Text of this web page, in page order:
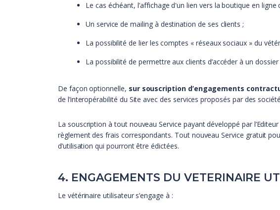
Le cas échéant, l’affichage d'un lien vers la boutique en
Un service de mailing à destination de ses clients ;
La possibilité de lier les comptes « réseaux sociaux » du
La possibilité de permettre aux clients d’accéder à un
De façon optionnelle, sur souscription d’engagements
de l’interopérabilité du Site avec des services proposés par des
La souscription à tout nouveau Service payant développé par
règlement des frais correspondants. Tout nouveau Service gratuit
d’utilisation qui pourront être édictées.
4. ENGAGEMENTS DU VETERINAIRE
Le vétérinaire utilisateur s’engage à :